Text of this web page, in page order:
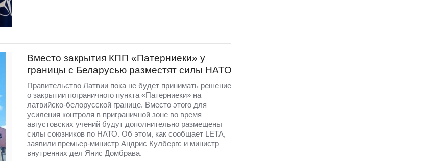
Вместо закрытия КПП «Патерниеки» у
границы с Беларусью разместят силы НАТО
Правительство Латвии пока не будет принимать решение
о закрытии пограничного пункта «Патерниеки» на
латвийско-белорусской границе. Вместо этого для
усиления контроля в приграничной зоне во время
августовских учений будут дополнительно размещены
силы союзников по НАТО. Об этом, как сообщает LETA,
заявили премьер-министр Андрис Кулбергс и министр
внутренних дел Янис Домбрава.